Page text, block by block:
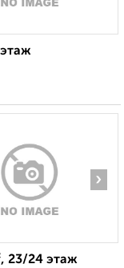
›
23/24 этаж